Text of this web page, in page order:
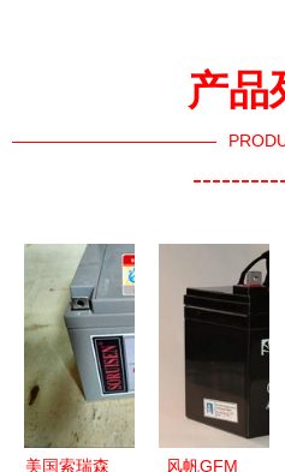
产品
美国索瑞森
风帆GFM